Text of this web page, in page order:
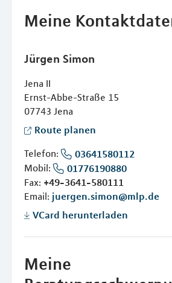
Meine
Jürgen Simon
Jena II
Ernst-Abbe-Straße 15
07743 Jena
Route planen
Telefon:
03641580112
Mobil:
01776190880
Fax: +49-3641-580111
Email: juergen.simon@mlp.de
VCard herunterladen
Meine